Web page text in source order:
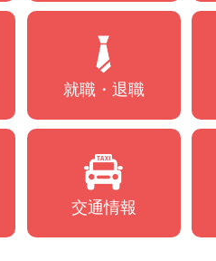
就職・退職
交通情報